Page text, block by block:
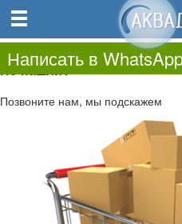
0.00
0
Не нашли?
Позвоните нам, мы подскажем
Написать в